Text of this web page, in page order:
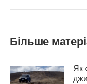
Більше
Як